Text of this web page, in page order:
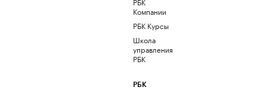
Компании
РБК Курсы
Школа
управления
РБК
РБК